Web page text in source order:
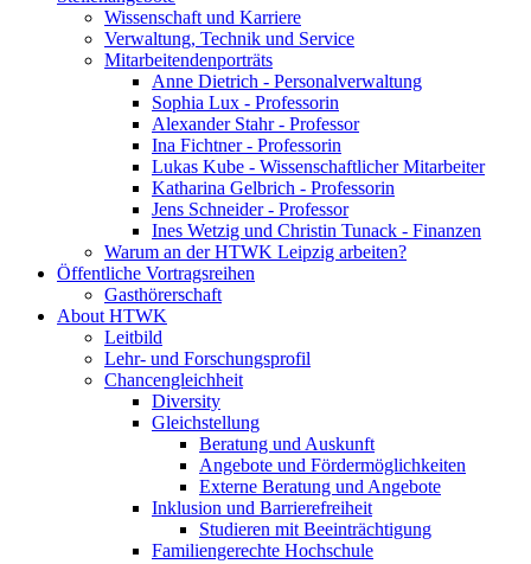
Wissenschaft und Karriere
Verwaltung, Technik und Service
Mitarbeitendenporträts
Anne Dietrich - Personalverwaltung
Sophia Lux - Professorin
Alexander Stahr - Professor
Ina Fichtner - Professorin
Lukas Kube - Wissenschaftlicher Mitarbeiter
Katharina Gelbrich - Professorin
Jens Schneider - Professor
Ines Wetzig und Christin Tunack - Finanzen
Warum an der HTWK Leipzig arbeiten?
Öffentliche Vortragsreihen
Gasthörerschaft
About HTWK
Leitbild
Lehr- und Forschungsprofil
Chancengleichheit
Diversity
Gleichstellung
Beratung und Auskunft
Angebote und Fördermöglichkeiten
Externe Beratung und Angebote
Inklusion und Barrierefreiheit
Studieren mit Beeinträchtigung
Familiengerechte Hochschule